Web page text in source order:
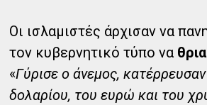
Οι ισλαμιστές άρχισαν να
τον κυβερνητικό τύπο να
«Γύρισε ο άνεμος, κατέρρευσαν
δολαρίου, του ευρώ και του